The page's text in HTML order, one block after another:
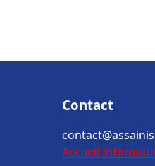
Contact
Accueil